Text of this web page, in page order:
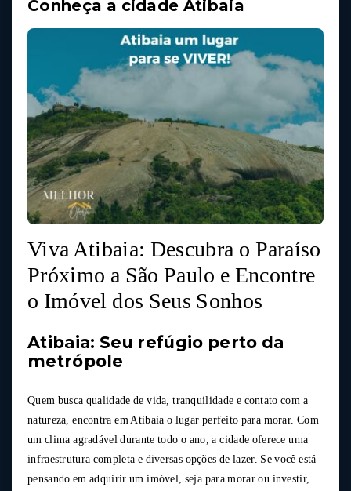
Conheça a cidade Atibaia
Viva Atibaia: Descubra o Paraíso
Próximo a São Paulo e Encontre
o Imóvel dos Seus Sonhos
Atibaia: Seu refúgio perto da
metrópole
Quem busca qualidade de vida, tranquilidade e contato com a
natureza, encontra em Atibaia o lugar perfeito para morar. Com
um clima agradável durante todo o ano, a cidade oferece uma
infraestrutura completa e diversas opções de lazer. Se você está
pensando em adquirir um imóvel, seja para morar ou investir,